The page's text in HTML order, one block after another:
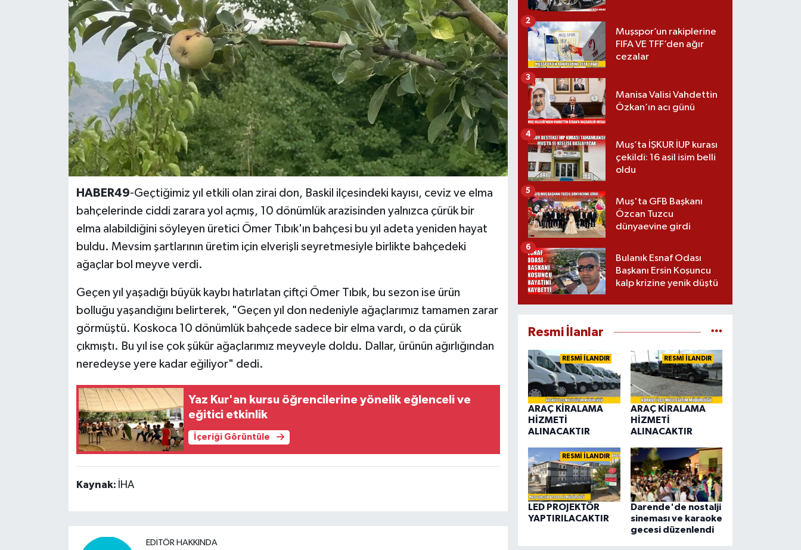
HABER49-Geçtiğimiz yıl etkili olan zirai don, Baskil ilçesindeki kayısı, ceviz ve elma
bahçelerinde ciddi zarara yol açmış, 10 dönümlük arazisinden yalnızca çürük bir
elma alabildiğini söyleyen üretici Ömer Tıbık'ın bahçesi bu yıl adeta yeniden hayat
buldu. Mevsim şartlarının üretim için elverişli seyretmesiyle birlikte bahçedeki
ağaçlar bol meyve verdi.
Geçen yıl yaşadığı büyük kaybı hatırlatan çiftçi Ömer Tıbık, bu sezon ise ürün
bolluğu yaşandığını belirterek, "Geçen yıl don nedeniyle ağaçlarımız tamamen zarar
görmüştü. Koskoca 10 dönümlük bahçede sadece bir elma vardı, o da çürük
çıkmıştı. Bu yıl ise çok şükür ağaçlarımız meyveyle doldu. Dallar, ürünün ağırlığından
neredeyse yere kadar eğiliyor" dedi.
Yaz Kur'an kursu öğrencilerine yönelik eğlenceli ve
eğitici etkinlik
İçeriği Görüntüle
Kaynak: İHA
EDITÖR HAKKINDA
Muşspor’un rakiplerine
FIFA VE TFF’den ağır
cezalar
2
Manisa Valisi Vahdettin
Özkan’ın acı günü
3
Muş’ta İŞKUR İUP kurası
çekildi: 16 asil isim belli
oldu
4
Muş'ta GFB Başkanı
Özcan Tuzcu
dünyaevine girdi
5
Bulanık Esnaf Odası
Başkanı Ersin Koşuncu
kalp krizine yenik düştü
6
Resmi İlanlar
RESMİ İLANDIR
ARAÇ KİRALAMA
HİZMETİ
ALINACAKTIR
RESMİ İLANDIR
ARAÇ KİRALAMA
HİZMETİ
ALINACAKTIR
RESMİ İLANDIR
LED PROJEKTÖR
YAPTIRILACAKTIR
Darende'de nostalji
sineması ve karaoke
gecesi düzenlendi
Kültür Sanat
Hasköy
Bulanık
Malazgirt